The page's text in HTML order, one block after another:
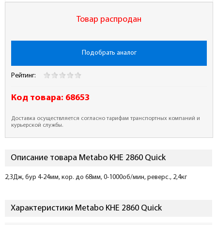
Товар распродан
Подобрать аналог
Рейтинг:
Код товара: 68653
Доставка осуществляется согласно тарифам транспортных компаний и
курьерской службы.
Описание товара Metabo KHE 2860 Quick
2,3Дж, бур 4-24мм, кор. до 68мм, 0-1000об/мин, реверс., 2,4кг
Характеристики Metabo KHE 2860 Quick